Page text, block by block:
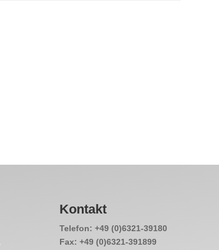
Kontakt
Telefon: +49 (0)6321-39180
Fax: +49 (0)6321-391899